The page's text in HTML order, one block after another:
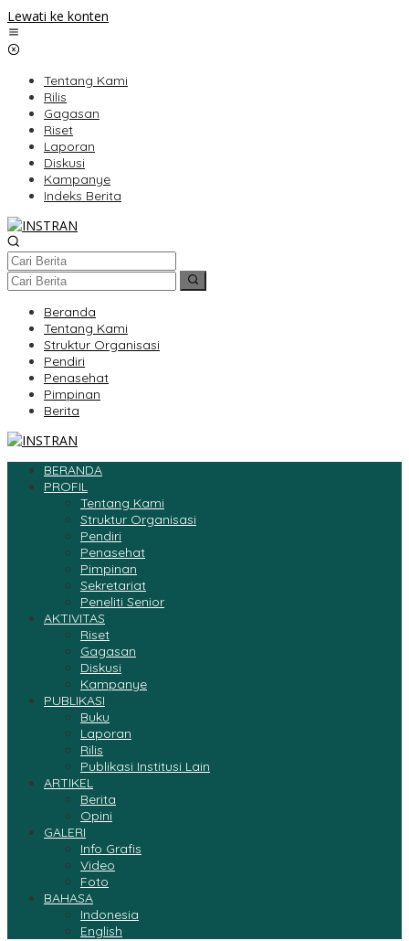
Lewati ke konten
Tentang Kami
Rilis
Gagasan
Riset
Laporan
Diskusi
Kampanye
Indeks Berita
Beranda
Tentang Kami
Struktur Organisasi
Pendiri
Penasehat
Pimpinan
Berita
BERANDA
PROFIL
Tentang Kami
Struktur Organisasi
Pendiri
Penasehat
Pimpinan
Sekretariat
Peneliti Senior
AKTIVITAS
Riset
Gagasan
Diskusi
Kampanye
PUBLIKASI
Buku
Laporan
Rilis
Publikasi Institusi Lain
ARTIKEL
Berita
Opini
GALERI
Info Grafis
Video
Foto
BAHASA
Indonesia
English